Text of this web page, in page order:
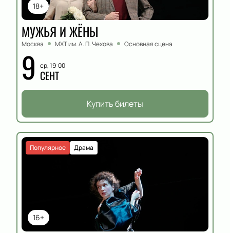
18+
МУЖЬЯ И ЖЁНЫ
Москва МХТ им. А. П. Чехова Основная сцена
9 ср, 19:00
СЕНТ
Купить билеты
16+
Драма
Популярное